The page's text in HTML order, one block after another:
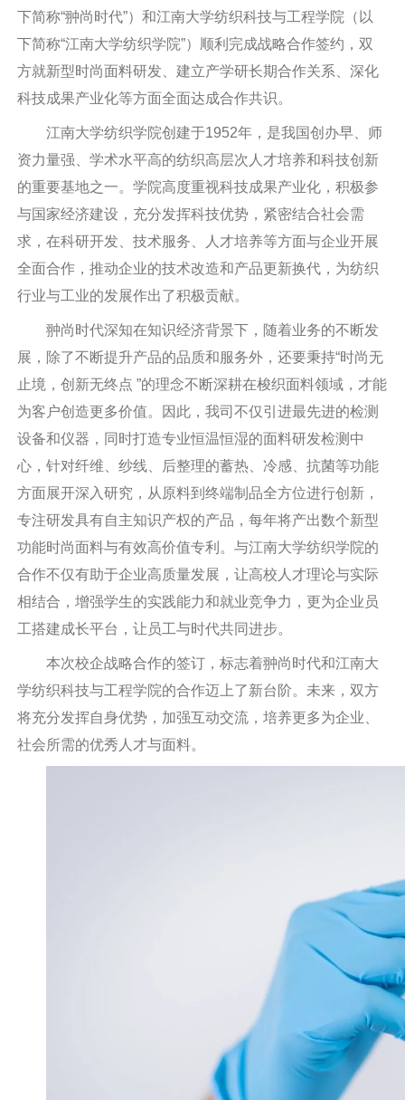
下简称“翀尚时代”）和江南大学纺织科技与工程学院（以
下简称“江南大学纺织学院”）顺利完成战略合作签约，双
方就新型时尚面料研发、建立产学研长期合作关系、深化
科技成果产业化等方面全面达成合作共识。
江南大学纺织学院创建于1952年，是我国创办早、师
资力量强、学术水平高的纺织高层次人才培养和科技创新
的重要基地之一。学院高度重视科技成果产业化，积极参
与国家经济建设，充分发挥科技优势，紧密结合社会需
求，在科研开发、技术服务、人才培养等方面与企业开展
全面合作，推动企业的技术改造和产品更新换代，为纺织
行业与工业的发展作出了积极贡献。
翀尚时代深知在知识经济背景下，随着业务的不断发
展，除了不断提升产品的品质和服务外，还要秉持“时尚无
止境，创新无终点 ”的理念不断深耕在梭织面料领域，才能
为客户创造更多价值。因此，我司不仅引进最先进的检测
设备和仪器，同时打造专业恒温恒湿的面料研发检测中
心，针对纤维、纱线、后整理的蓄热、冷感、抗菌等功能
方面展开深入研究，从原料到终端制品全方位进行创新，
专注研发具有自主知识产权的产品，每年将产出数个新型
功能时尚面料与有效高价值专利。与江南大学纺织学院的
合作不仅有助于企业高质量发展，让高校人才理论与实际
相结合，增强学生的实践能力和就业竞争力，更为企业员
工搭建成长平台，让员工与时代共同进步。
本次校企战略合作的签订，标志着翀尚时代和江南大
学纺织科技与工程学院的合作迈上了新台阶。未来，双方
将充分发挥自身优势，加强互动交流，培养更多为企业、
社会所需的优秀人才与面料。